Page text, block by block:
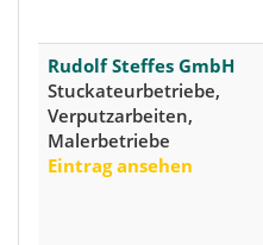
Rudolf Steffes GmbH
Stuckateurbetriebe,
Verputzarbeiten,
Malerbetriebe
Eintrag ansehen